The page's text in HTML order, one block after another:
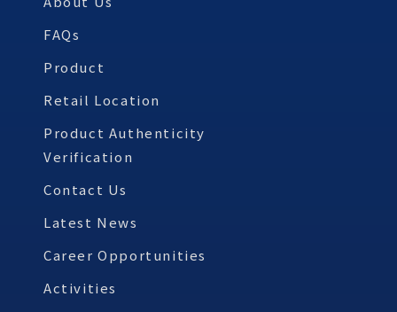
FAQs
Product
Retail Location
Product Authenticity
Verification
Contact Us
Latest News
Career Opportunities
Activities